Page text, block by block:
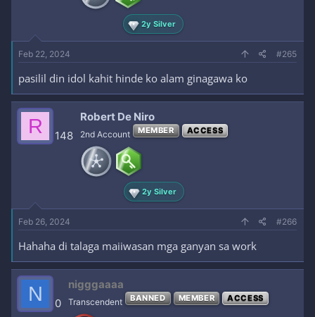
e
r
e
2y Silver
Feb 22, 2024 #265
pasilil din idol kahit hinde ko alam ginagawa ko
R 148
Robert De Niro
2nd Account MEMBER ACCESS
2y Silver
Feb 26, 2024 #266
Hahaha di talaga maiiwasan mga ganyan sa work
N 0
nigggaaaa
Transcendent BANNED MEMBER ACCESS